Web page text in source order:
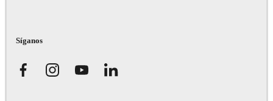
Síganos